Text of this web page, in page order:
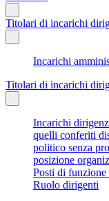
Titolari di incarichi
Incarichi
Titolari di incarichi
Incarichi
quelli conferiti
politico senza
posizione
Posti di
Ruolo dirigenti